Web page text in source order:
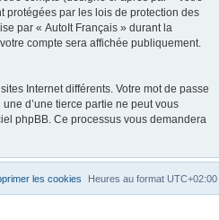
protégées par les lois de protection des
par « AutoIt Français » durant la
compte sera affichée publiquement.
Internet différents. Votre mot de passe
d’une tierce partie ne peut vous
phpBB. Ce processus vous demandera
Heures au format UTC+02:00
les cookies